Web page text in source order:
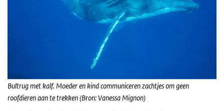
Bultrug met kalf. Moeder en kind communiceren zachtjes om geen
roofdieren aan te trekken (Bron: Vanessa Mignon)